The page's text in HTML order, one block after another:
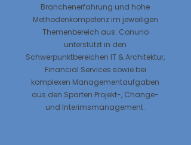
Branchenerfahrung und hohe
Methodenkompetenz im jeweiligen
Themenbereich aus. Conuno
unterstützt in den
Schwerpunktbereichen IT & Architektur,
Financial Services sowie bei
komplexen Managementaufgaben
aus den Sparten Projekt-, Change-
und Interimsmanagement.